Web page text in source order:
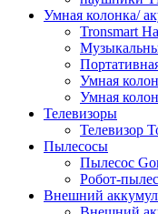
Умная колонка/
Tronsmart
Умная
Умная
Телевизоры
Телевизор
Пылесосы
Пылесос
Робот-
Внешний